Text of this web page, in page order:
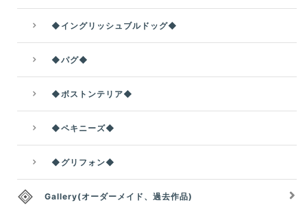
◆イングリッシュブルドッグ◆
◆パグ◆
◆ボストンテリア◆
◆ペキニーズ◆
◆グリフォン◆
Gallery(オーダーメイド、過去作品)